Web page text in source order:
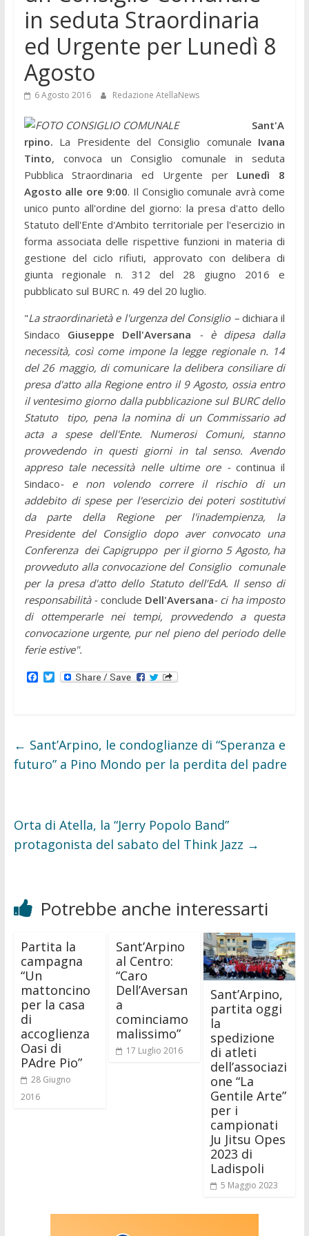
in seduta Straordinaria
ed Urgente per Lunedì 8
Agosto
6 Agosto 2016 Redazione AtellaNews
Sant'A
rpino. La Presidente del Consiglio comunale Ivana
Tinto, convoca un Consiglio comunale in seduta
Pubblica Straordinaria ed Urgente per Lunedì 8
Agosto alle ore 9:00. Il Consiglio comunale avrà come
unico punto all'ordine del giorno: la presa d'atto dello
Statuto dell'Ente d'Ambito territoriale per l'esercizio in
forma associata delle rispettive funzioni in materia di
gestione del ciclo rifiuti, approvato con delibera di
giunta regionale n. 312 del 28 giugno 2016 e
pubblicato sul BURC n. 49 del 20 luglio.
"La straordinarietà e l'urgenza del Consiglio – dichiara il
Sindaco Giuseppe Dell'Aversana
- è dipesa dalla
necessità, così come impone la legge regionale n. 14
del 26 maggio, di comunicare la delibera consiliare di
presa d'atto alla Regione entro il 9 Agosto, ossia entro
il ventesimo giorno dalla pubblicazione sul BURC dello
Statuto tipo, pena la nomina di un Commissario ad
acta a spese dell'Ente. Numerosi Comuni, stanno
provvedendo in questi giorni in tal senso. Avendo
appreso tale necessità nelle ultime ore - continua il
Sindaco- e non volendo correre il rischio di un
addebito di spese per l'esercizio dei poteri sostitutivi
da parte della Regione per l'inadempienza, la
Presidente del Consiglio dopo aver convocato una
Conferenza dei Capigruppo per il giorno 5 Agosto, ha
provveduto alla convocazione del Consiglio comunale
per la presa d'atto dello Statuto dell’EdA. Il senso di
responsabilità - conclude Dell'Aversana- ci ha imposto
di ottemperarle nei tempi, provvedendo a questa
convocazione urgente, pur nel pieno del periodo delle
ferie estive".
F
o
k
T
r
← Sant’Arpino, le condoglianze di “Speranza e
futuro” a Pino Mondo per la perdita del padre
Orta di Atella, la “Jerry Popolo Band”
protagonista del sabato del Think Jazz →
Potrebbe anche interessarti
Partita la
campagna
“Un
mattoncino
per la casa
di
accoglienza
Oasi di
PAdre Pio”
28 Giugno
2016
Sant’Arpino
al Centro:
“Caro
Dell’Aversan
a
cominciamo
malissimo”
17 Luglio 2016
Sant’Arpino,
partita oggi
la
spedizione
di atleti
dell’associazi
one “La
Gentile Arte”
per i
campionati
Ju Jitsu Opes
2023 di
Ladispoli
5 Maggio 2023